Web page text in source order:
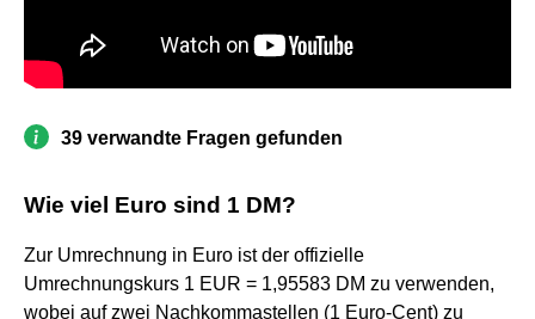
39 verwandte Fragen gefunden
Wie viel Euro sind 1 DM?
Zur Umrechnung in Euro ist der offizielle
Umrechnungskurs 1 EUR = 1,95583 DM zu verwenden,
wobei auf zwei Nachkommastellen (1 Euro-Cent) zu